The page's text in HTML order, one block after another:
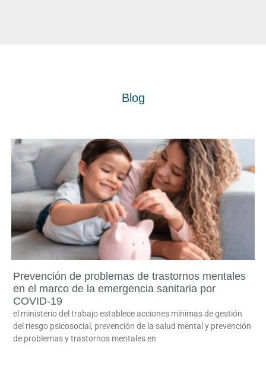
Blog
Prevención de problemas de trastornos mentales
en el marco de la emergencia sanitaria por
COVID-19
el ministerio del trabajo establece acciones mínimas de gestión
del riesgo psicosocial, prevención de la salud mental y prevención
de problemas y trastornos mentales en